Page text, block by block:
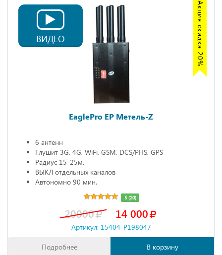
Акция скидка 20%
ВИДЕО
EaglePro EP Метель-Z
6 антенн
Глушит 3G, 4G, WiFi, GSM, DCS/PHS, GPS
Радиус 15-25м.
ВЫКЛ отдельных каналов
Автономно 90 мин.
5 (20)
20000 14 000
Артикул: 15404-P198047
Подробнее В корзину